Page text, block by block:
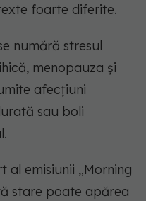
foarte diferite.
numără stresul
menopauza și
afecțiuni
sau boli
al emisiunii „Morning
stare poate apărea